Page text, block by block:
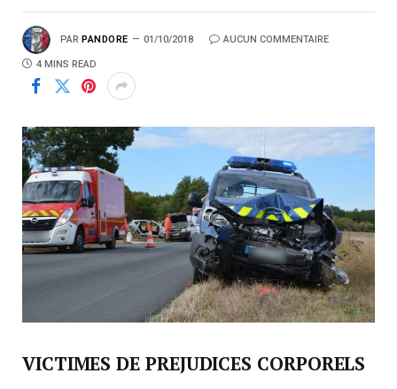
PAR PANDORE 01/10/2018 AUCUN COMMENTAIRE
4 MINS READ
VICTIMES DE PREJUDICES CORPORELS